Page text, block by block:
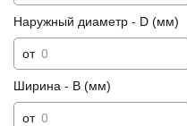
Наружный диаметр - D (мм)
от
Ширина - B (мм)
от